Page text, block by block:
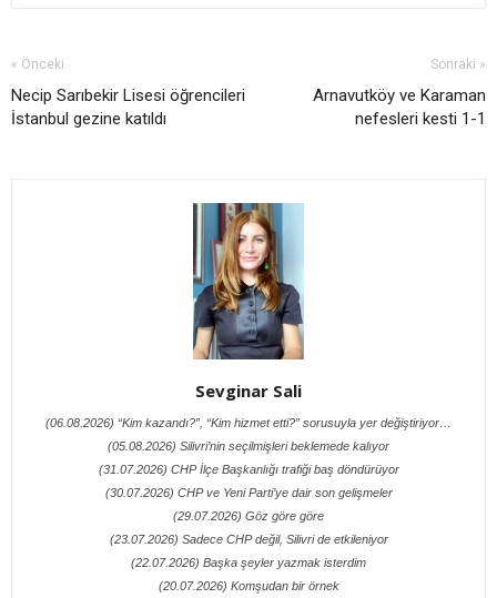
« Önceki
Necip Sarıbekir Lisesi öğrencileri
İstanbul gezine katıldı
Sonraki »
Arnavutköy ve Karaman
nefesleri kesti 1-1
Sevginar Sali
(06.08.2026) “Kim kazandı?”, “Kim hizmet etti?” sorusuyla yer değiştiriyor…
(05.08.2026) Silivri’nin seçilmişleri beklemede kalıyor
(31.07.2026) CHP İlçe Başkanlığı trafiği baş döndürüyor
(30.07.2026) CHP ve Yeni Parti’ye dair son gelişmeler
(29.07.2026) Göz göre göre
(23.07.2026) Sadece CHP değil, Silivri de etkileniyor
(22.07.2026) Başka şeyler yazmak isterdim
(20.07.2026) Komşudan bir örnek